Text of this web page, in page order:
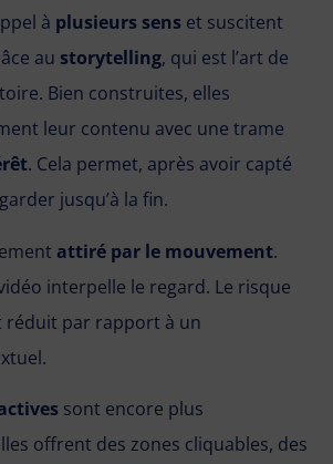
à plusieurs sens et suscitent
au storytelling, qui est l’art de
Bien construites, elles
leur contenu avec une trame
. Cela permet, après avoir capté
jusqu’à la fin.
attiré par le mouvement.
interpelle le regard. Le risque
réduit par rapport à un
sont encore plus
offrent des zones cliquables, des